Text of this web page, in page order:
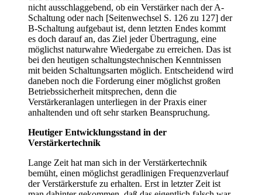
nicht ausschlaggebend, ob ein Verstärker nach der A-
Schaltung oder nach [Seitenwechsel S. 126 zu 127] der
B-Schaltung aufgebaut ist, denn letzten Endes kommt
es doch darauf an, das Ziel jeder Übertragung, eine
möglichst naturwahre Wiedergabe zu erreichen. Das ist
bei den heutigen schaltungstechnischen Kenntnissen
mit beiden Schaltungsarten möglich. Entscheidend wird
daneben noch die Forderung einer möglichst großen
Betriebssicherheit mitsprechen, denn die
Verstärkeranlagen unterliegen in der Praxis einer
anhaltenden und oft sehr starken Beanspruchung.
Heutiger Entwicklungsstand in der
Verstärkertechnik
Lange Zeit hat man sich in der Verstärkertechnik
bemüht, einen möglichst geradlinigen Frequenzverlauf
der Verstärkerstufe zu erhalten. Erst in letzter Zeit ist